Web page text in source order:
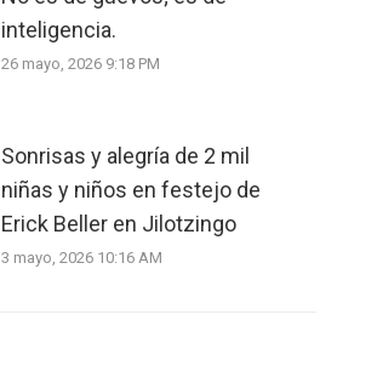
inteligencia.
26 mayo, 2026 9:18 PM
Sonrisas y alegría de 2 mil
niñas y niños en festejo de
Erick Beller en Jilotzingo
3 mayo, 2026 10:16 AM